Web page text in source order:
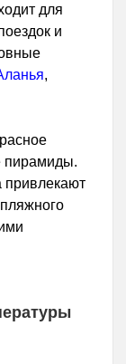
для
и
,
пирамиды.